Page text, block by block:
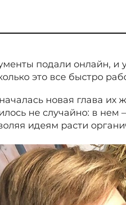
подали онлайн, и
это все быстро
новая глава
не случайно: в нем
идеям расти